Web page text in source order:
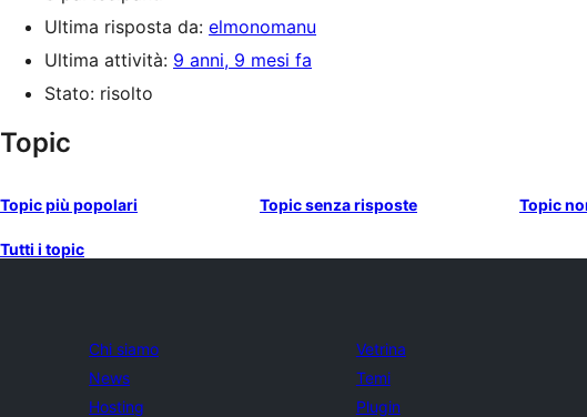
Ultima risposta da: elmonomanu
Ultima attività: 9 anni, 9 mesi fa
Stato: risolto
Topic
Topic più popolari Topic senza risposte Topic
Tutti i topic
Chi siamo
News
Hosting
Vetrina
Temi
Plugin